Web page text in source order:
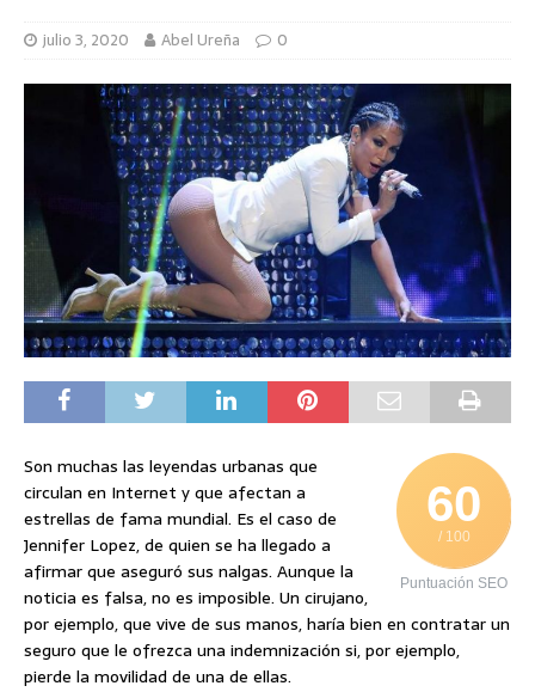
julio 3, 2020 Abel Ureña 0
60
/ 100
Puntuación SEO
Son muchas las leyendas urbanas que
circulan en Internet y que afectan a
estrellas de fama mundial. Es el caso de
Jennifer Lopez, de quien se ha llegado a
afirmar que aseguró sus nalgas. Aunque la
noticia es falsa, no es imposible. Un cirujano,
por ejemplo, que vive de sus manos, haría bien en contratar un
seguro que le ofrezca una indemnización si, por ejemplo,
pierde la movilidad de una de ellas.